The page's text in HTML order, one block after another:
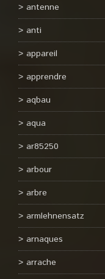
antenne
anti
appareil
apprendre
aqbau
aqua
ar85250
arbour
arbre
armlehnensatz
arnaques
arrache